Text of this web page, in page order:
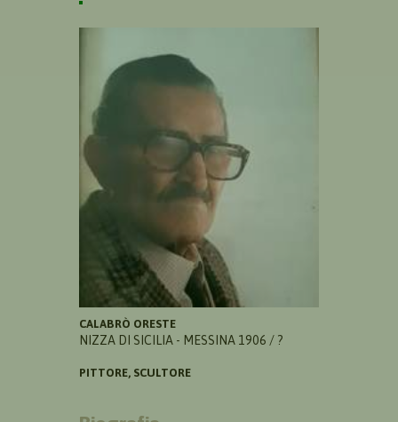
CALABRÒ ORESTE
NIZZA DI SICILIA - MESSINA 1906 / ?
PITTORE, SCULTORE